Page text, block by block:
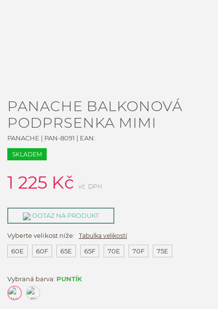
PANACHE BALKONOVÁ
PODPRSENKA MIMI
PANACHE | PAN-8091 | EAN:
SKLADEM
1 225 Kč vč. DPH
DOTAZ NA PRODUKT
Vyberte velikost níže: Tabulka velikostí
60E 60F 65E 65F 70E 70F 75E
Vybraná barva: PUNTÍK